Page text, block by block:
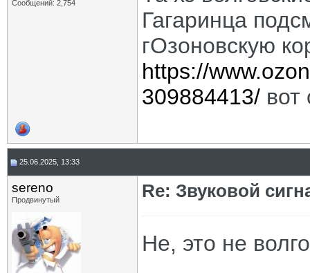
Сообщений: 2,754
Гагаринца
гОзоновскую
https://
309884413/
25.06.2025, 13:33
sereno
Продвинутый Re: Звуковой
Не, это не